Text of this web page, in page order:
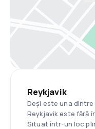
Reykjavik
Deși este una
Reykjavik este fără
Situat într-un loc